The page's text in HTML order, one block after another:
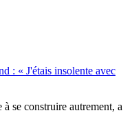
: « J'étais insolente avec
se construire autrement, a